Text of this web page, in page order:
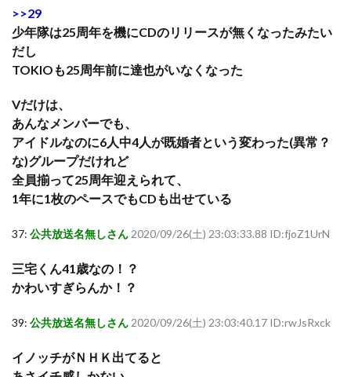
>>29
少年隊は25周年を機にCDのリリースが無くなったみたい
だし
TOKIOも25周年前に達也がいなくなった
Vだけは、
あんなメンバーでも、
アイドルなのに6人中4人が既婚者という変わった(異常？
な)グループだけれど
全員揃って25周年迎えられて、
1年に1枚のペースでもCDも出せている
37: 公共放送名無しさん2020/09/26(土) 23:03:33.88 ID:fjoZ1UrN
三宅くん41歳なの！？
かわいすぎらんか！？
39: 公共放送名無しさん2020/09/26(土) 23:03:40.17 ID:rwJsRxck
イノッチがＮＨＫ出てると